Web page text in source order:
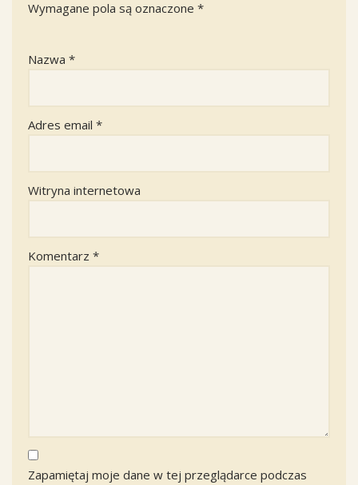
Wymagane pola są oznaczone *
Nazwa *
Adres email *
Witryna internetowa
Komentarz *
Zapamiętaj moje dane w tej przeglądarce podczas